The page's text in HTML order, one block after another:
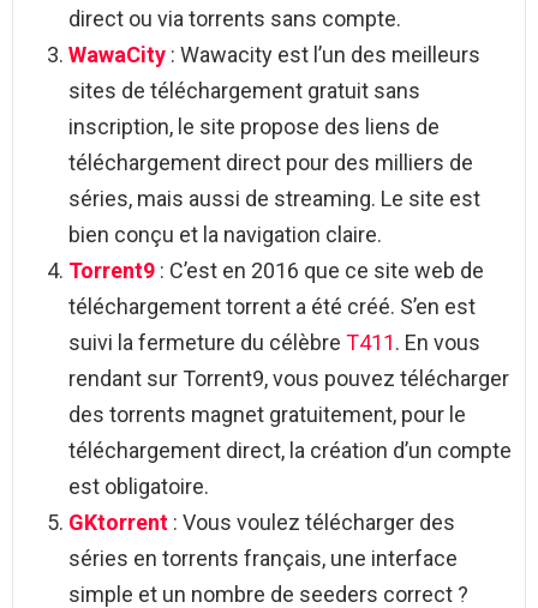
direct ou via torrents sans compte.
WawaCity : Wawacity est l’un des meilleurs
sites de téléchargement gratuit sans
inscription, le site propose des liens de
téléchargement direct pour des milliers de
séries, mais aussi de streaming. Le site est
bien conçu et la navigation claire.
Torrent9 : C’est en 2016 que ce site web de
téléchargement torrent a été créé. S’en est
suivi la fermeture du célèbre T411. En vous
rendant sur Torrent9, vous pouvez télécharger
des torrents magnet gratuitement, pour le
téléchargement direct, la création d’un compte
est obligatoire.
GKtorrent : Vous voulez télécharger des
séries en torrents français, une interface
simple et un nombre de seeders correct ?